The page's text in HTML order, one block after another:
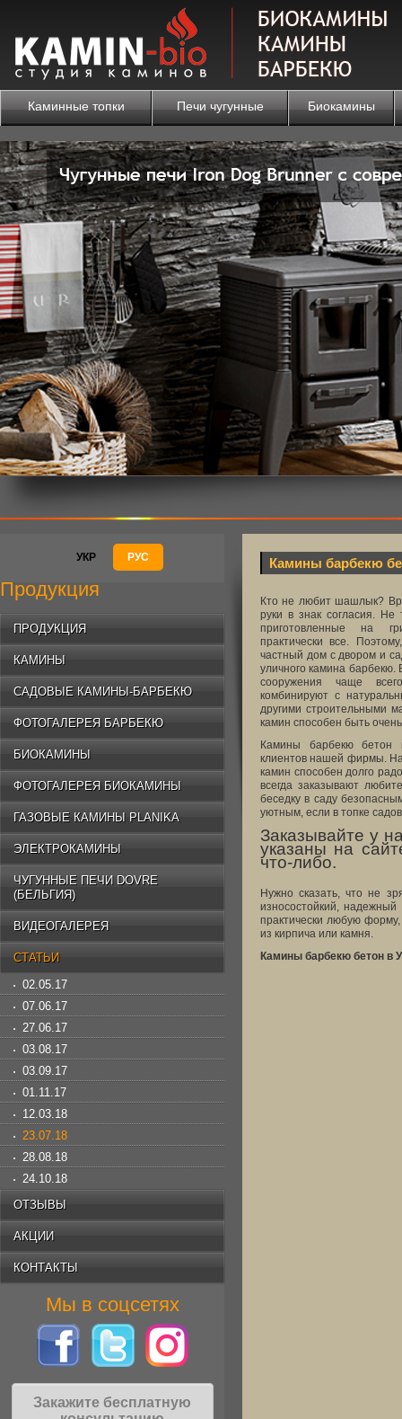
Каминные топки Печи чугунные Биокамины
УКР РУС
Продукция
ПРОДУКЦИЯ
КАМИНЫ
САДОВЫЕ КАМИНЫ-БАРБЕКЮ
ФОТОГАЛЕРЕЯ БАРБЕКЮ
БИОКАМИНЫ
ФОТОГАЛЕРЕЯ БИОКАМИНЫ
ГАЗОВЫЕ КАМИНЫ PLANIKA
ЭЛЕКТРОКАМИНЫ
ЧУГУННЫЕ ПЕЧИ DOVRE
(БЕЛЬГИЯ)
ВИДЕОГАЛЕРЕЯ
СТАТЬИ
02.05.17
07.06.17
27.06.17
03.08.17
03.09.17
01.11.17
12.03.18
23.07.18
28.08.18
24.10.18
ОТЗЫВЫ
АКЦИИ
КОНТАКТЫ
Мы в соцсетях
Закажите бесплатную
Камины барбекю
Кто не любит шашлык?
руки в знак согласия.
приготовленные на
практически все.
частный дом с двором и
уличного камина барбекю.
сооружения чаще
комбинируют с
другими строительными
камин способен быть
Камины барбекю бетон
клиентов нашей фирмы.
камин способен долго
всегда заказывают
беседку в саду
уютным, если в топке
Заказывайте у
указаны на
что-либо.
Нужно сказать, что не
износостойкий,
практически любую
из кирпича или камня.
Камины барбекю бетон в